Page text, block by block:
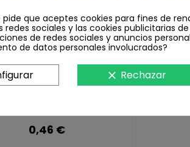
0,46 €
que aceptes cookies para fines de
redes sociales y las cookies publicitarias
de redes sociales y anuncios
de datos personales involucrados?
clear Rechazar